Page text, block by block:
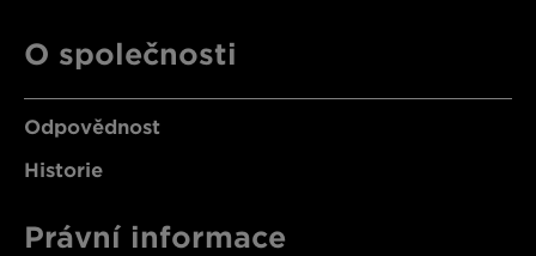
O společnosti
Odpovědnost
Historie
Právní informace